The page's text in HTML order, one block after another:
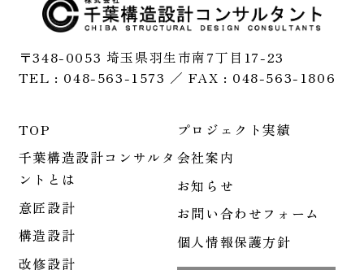
〒348-0053 埼玉県羽生市南7丁目17-23
TEL : 048-563-1573 ／ FAX : 048-563-1806
TOP
千葉構造設計コンサルタ
ントとは
意匠設計
構造設計
改修設計
プロジェクト実績
会社案内
お知らせ
お問い合わせフォーム
個人情報保護方針